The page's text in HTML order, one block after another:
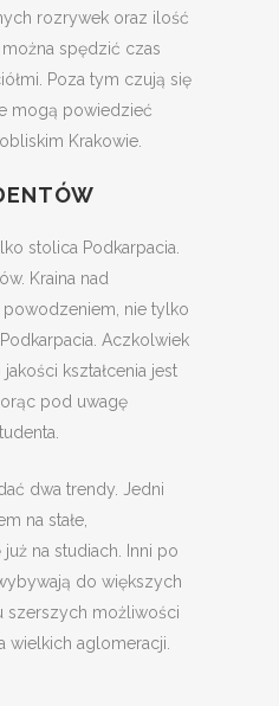
rozrywek oraz ilość
spędzić czas
Poza tym czują się
mogą powiedzieć
Krakowie.
stolica Podkarpacia.
Kraina nad
powodzeniem, nie tylko
Aczkolwiek
kształcenia jest
pod uwagę
dwa trendy. Jedni
na stałe,
na studiach. Inni po
do większych
szerszych możliwości
wielkich aglomeracji.